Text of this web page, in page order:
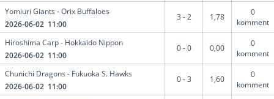
Yomiuri Giants - Orix Buffaloes
2026-06-02 11:00
3 - 2 1,78
0
komment
Hiroshima Carp - Hokkaido Nippon
2026-06-02 11:00
0 - 0 0,00
0
komment
Chunichi Dragons - Fukuoka S. Hawks
2026-06-02 11:00
0 - 3 1,60
0
komment